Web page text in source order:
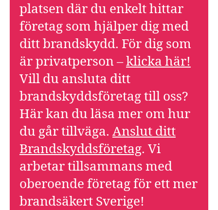
platsen där du enkelt hittar
företag som hjälper dig med
ditt brandskydd. För dig som
är privatperson –klicka här!
Vill du ansluta ditt
brandskyddsföretag till oss?
Här kan du läsa mer om hur
du går tillväga. Anslut ditt
Brandskyddsföretag. Vi
arbetar tillsammans med
oberoende företag för ett mer
brandsäkert Sverige!